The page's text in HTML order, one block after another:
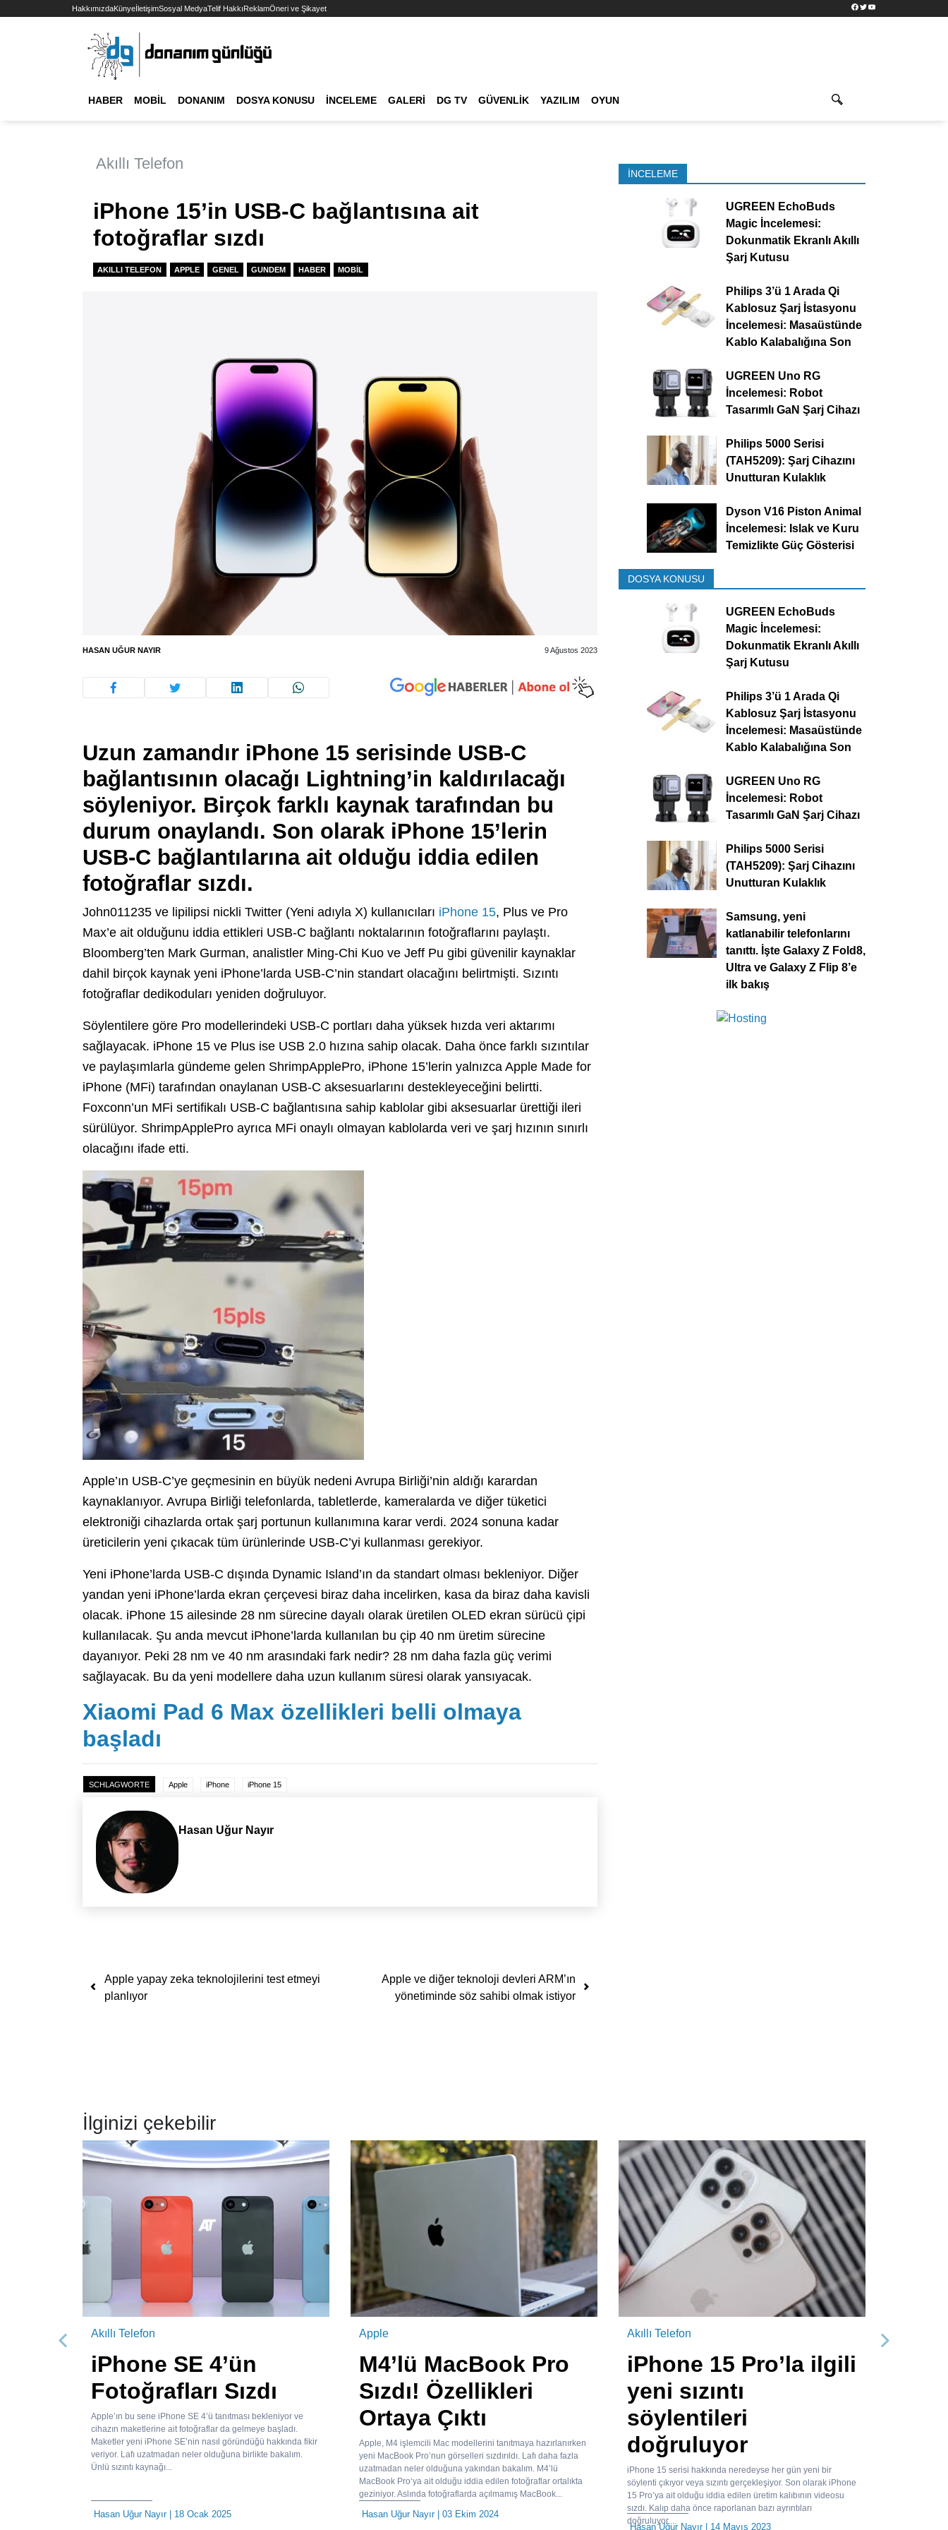
HakkımızdaKünyeİletişimSosyal MedyaTelif HakkıReklamÖneri ve Şikayet Facebook
TwitterYouTube
HABER MOBIL DONANIM DOSYA KONUSU İNCELEME GALERI DG TV GÜVENLIK YAZILIM OYUN
Akıllı Telefon
iPhone 15’in USB-C bağlantısına ait
fotoğraflar sızdı
AKILLI TELEFON APPLE GENEL GUNDEM HABER MOBIL
HASAN UĞUR NAYIR 9 Ağustos 2023
Uzun zamandır iPhone 15 serisinde USB-C
bağlantısının olacağı Lightning’in kaldırılacağı
söyleniyor. Birçok farklı kaynak tarafından bu
durum onaylandı. Son olarak iPhone 15’lerin
USB-C bağlantılarına ait olduğu iddia edilen
fotoğraflar sızdı.
John011235 ve lipilipsi nickli Twitter (Yeni adıyla X) kullanıcıları iPhone 15, Plus ve Pro
Max’e ait olduğunu iddia ettikleri USB-C bağlantı noktalarının fotoğraflarını paylaştı.
Bloomberg’ten Mark Gurman, analistler Ming-Chi Kuo ve Jeff Pu gibi güvenilir kaynaklar
dahil birçok kaynak yeni iPhone’larda USB-C’nin standart olacağını belirtmişti. Sızıntı
fotoğraflar dedikoduları yeniden doğruluyor.
Söylentilere göre Pro modellerindeki USB-C portları daha yüksek hızda veri aktarımı
sağlayacak. iPhone 15 ve Plus ise USB 2.0 hızına sahip olacak. Daha önce farklı sızıntılar
ve paylaşımlarla gündeme gelen ShrimpApplePro, iPhone 15’lerin yalnızca Apple Made for
iPhone (MFi) tarafından onaylanan USB-C aksesuarlarını destekleyeceğini belirtti.
Foxconn’un MFi sertifikalı USB-C bağlantısına sahip kablolar gibi aksesuarlar ürettiği ileri
sürülüyor. ShrimpApplePro ayrıca MFi onaylı olmayan kablolarda veri ve şarj hızının sınırlı
olacağını ifade etti.
Apple’ın USB-C’ye geçmesinin en büyük nedeni Avrupa Birliği’nin aldığı karardan
kaynaklanıyor. Avrupa Birliği telefonlarda, tabletlerde, kameralarda ve diğer tüketici
elektroniği cihazlarda ortak şarj portunun kullanımına karar verdi. 2024 sonuna kadar
üreticilerin yeni çıkacak tüm ürünlerinde USB-C’yi kullanması gerekiyor.
Yeni iPhone’larda USB-C dışında Dynamic Island’ın da standart olması bekleniyor. Diğer
yandan yeni iPhone’larda ekran çerçevesi biraz daha incelirken, kasa da biraz daha kavisli
olacak. iPhone 15 ailesinde 28 nm sürecine dayalı olarak üretilen OLED ekran sürücü çipi
kullanılacak. Şu anda mevcut iPhone’larda kullanılan bu çip 40 nm üretim sürecine
dayanıyor. Peki 28 nm ve 40 nm arasındaki fark nedir? 28 nm daha fazla güç verimi
sağlayacak. Bu da yeni modellere daha uzun kullanım süresi olarak yansıyacak.
Xiaomi Pad 6 Max özellikleri belli olmaya
başladı
SCHLAGWORTE Apple iPhone iPhone 15
Hasan Uğur Nayır
Yazı dolaşımı
Apple yapay zeka teknolojilerini test etmeyi
planlıyor
Apple ve diğer teknoloji devleri ARM’ın
yönetiminde söz sahibi olmak istiyor
İNCELEME
UGREEN EchoBuds
Magic İncelemesi:
Dokunmatik Ekranlı Akıllı
Şarj Kutusu
Philips 3’ü 1 Arada Qi
Kablosuz Şarj İstasyonu
İncelemesi: Masaüstünde
Kablo Kalabalığına Son
UGREEN Uno RG
İncelemesi: Robot
Tasarımlı GaN Şarj Cihazı
Philips 5000 Serisi
(TAH5209): Şarj Cihazını
Unutturan Kulaklık
Dyson V16 Piston Animal
İncelemesi: Islak ve Kuru
Temizlikte Güç Gösterisi
DOSYA KONUSU
UGREEN EchoBuds
Magic İncelemesi:
Dokunmatik Ekranlı Akıllı
Şarj Kutusu
Philips 3’ü 1 Arada Qi
Kablosuz Şarj İstasyonu
İncelemesi: Masaüstünde
Kablo Kalabalığına Son
UGREEN Uno RG
İncelemesi: Robot
Tasarımlı GaN Şarj Cihazı
Philips 5000 Serisi
(TAH5209): Şarj Cihazını
Unutturan Kulaklık
Samsung, yeni
katlanabilir telefonlarını
tanıttı. İşte Galaxy Z Fold8,
Ultra ve Galaxy Z Flip 8’e
ilk bakış
İlginizi çekebilir
Akıllı Telefon
iPhone SE 4’ün
Fotoğrafları Sızdı
Apple’ın bu sene iPhone SE 4’ü tanıtması bekleniyor ve
cihazın maketlerine ait fotoğraflar da gelmeye başladı.
Maketler yeni iPhone SE’nin nasıl göründüğü hakkında fikir
veriyor. Lafı uzatmadan neler olduğuna birlikte bakalım.
Ünlü sızıntı kaynağı...
Hasan Uğur Nayır| 18 Ocak 2025
Apple
M4’lü MacBook Pro
Sızdı! Özellikleri
Ortaya Çıktı
Apple, M4 işlemcili Mac modellerini tanıtmaya hazırlanırken
yeni MacBook Pro’nun görselleri sızdırıldı. Lafı daha fazla
uzatmadan neler olduğuna yakından bakalım. M4’lü
MacBook Pro‘ya ait olduğu iddia edilen fotoğraflar ortalıkta
geziniyor. Aslında fotoğraflarda açılmamış MacBook...
Hasan Uğur Nayır| 03 Ekim 2024
Akıllı Telefon
iPhone 15 Pro’la ilgili
yeni sızıntı
söylentileri
doğruluyor
iPhone 15 serisi hakkında neredeyse her gün yeni bir
söylenti çıkıyor veya sızıntı gerçekleşiyor. Son olarak iPhone
15 Pro’ya ait olduğu iddia edilen üretim kalıbının videosu
sızdı. Kalıp daha önce raporlanan bazı ayrıntıları
doğruluyor....
Hasan Uğur Nayır| 14 Mayıs 2023
Önceki Sonraki